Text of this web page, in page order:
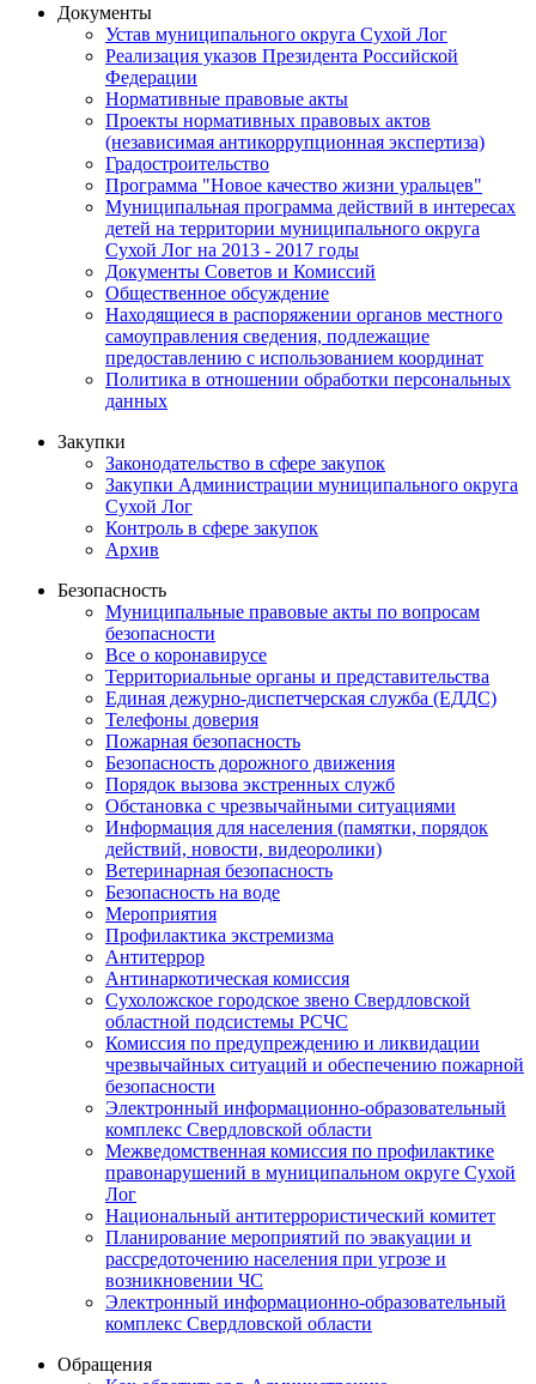
Документы
Устав муниципального округа Сухой Лог
Реализация указов Президента Российской
Федерации
Нормативные правовые акты
Проекты нормативных правовых актов
(независимая антикоррупционная экспертиза)
Градостроительство
Программа "Новое качество жизни уральцев"
Муниципальная программа действий в интересах
детей на территории муниципального округа
Сухой Лог на 2013 - 2017 годы
Документы Советов и Комиссий
Общественное обсуждение
Находящиеся в распоряжении органов местного
самоуправления сведения, подлежащие
предоставлению с использованием координат
Политика в отношении обработки персональных
данных
Закупки
Законодательство в сфере закупок
Закупки Администрации муниципального округа
Сухой Лог
Контроль в сфере закупок
Архив
Безопасность
Муниципальные правовые акты по вопросам
безопасности
Все о коронавирусе
Территориальные органы и представительства
Единая дежурно-диспетчерская служба (ЕДДС)
Телефоны доверия
Пожарная безопасность
Безопасность дорожного движения
Порядок вызова экстренных служб
Обстановка с чрезвычайными ситуациями
Информация для населения (памятки, порядок
действий, новости, видеоролики)
Ветеринарная безопасность
Безопасность на воде
Мероприятия
Профилактика экстремизма
Антитеррор
Антинаркотическая комиссия
Сухоложское городское звено Свердловской
областной подсистемы РСЧС
Комиссия по предупреждению и ликвидации
чрезвычайных ситуаций и обеспечению пожарной
безопасности
Электронный информационно-образовательный
комплекс Cвердловской области
Межведомственная комиссия по профилактике
правонарушений в муниципальном округе Сухой
Лог
Национальный антитеррористический комитет
Планирование мероприятий по эвакуации и
рассредоточению населения при угрозе и
возникновении ЧС
Электронный информационно-образовательный
комплекс Свердловской области
Обращения